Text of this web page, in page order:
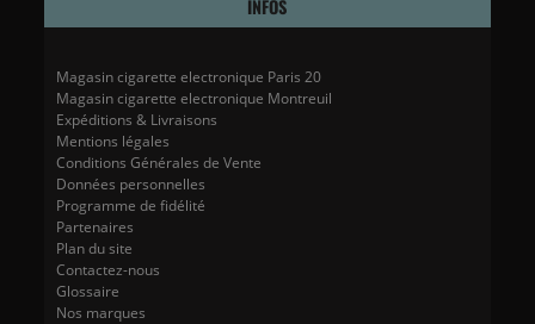
INFOS
Magasin cigarette electronique Paris 20
Magasin cigarette electronique Montreuil
Expéditions & Livraisons
Mentions légales
Conditions Générales de Vente
Données personnelles
Programme de fidélité
Partenaires
Plan du site
Contactez-nous
Glossaire
Nos marques